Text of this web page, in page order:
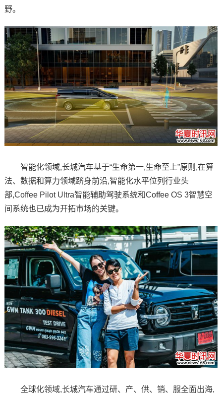
野。
智能化领域,长城汽车基于“生命第一,生命至上”原则,在算
法、数据和算力领域跻身前沿,智能化水平位列行业头
部,Coffee Pilot Ultra智能辅助驾驶系统和Coffee OS 3智慧空
间系统也已成为开拓市场的关键。
全球化领域,长城汽车通过研、产、供、销、服全面出海,